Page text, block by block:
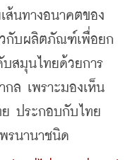
ส้นทางอนาคตของ
วกับผลิตภัณฑ์เพื่อยก
บสมุนไทยด้วยการ
ล เพราะมองเห็น
ย ประกอบกับไทย
รนานาชนิด